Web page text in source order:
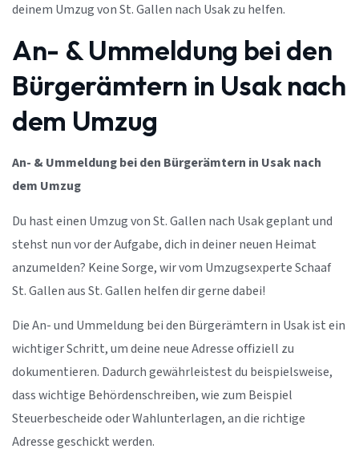
deinem Umzug von St. Gallen nach Usak zu helfen.
An- & Ummeldung bei den
Bürgerämtern in Usak nach
dem Umzug
An- & Ummeldung bei den Bürgerämtern in Usak nach
dem Umzug
Du hast einen Umzug von St. Gallen nach Usak geplant und
stehst nun vor der Aufgabe, dich in deiner neuen Heimat
anzumelden? Keine Sorge, wir vom Umzugsexperte Schaaf
St. Gallen aus St. Gallen helfen dir gerne dabei!
Die An- und Ummeldung bei den Bürgerämtern in Usak ist ein
wichtiger Schritt, um deine neue Adresse offiziell zu
dokumentieren. Dadurch gewährleistest du beispielsweise,
dass wichtige Behördenschreiben, wie zum Beispiel
Steuerbescheide oder Wahlunterlagen, an die richtige
Adresse geschickt werden.